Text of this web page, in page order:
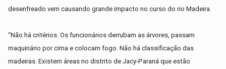
desenfreado vem causando grande impacto no curso do rio Madeira.
“Não há critérios. Os funcionários derrubam as árvores, passam
maquinário por cima e colocam fogo. Não há classificação das
madeiras. Existem áreas no distrito de Jacy-Paraná que estão